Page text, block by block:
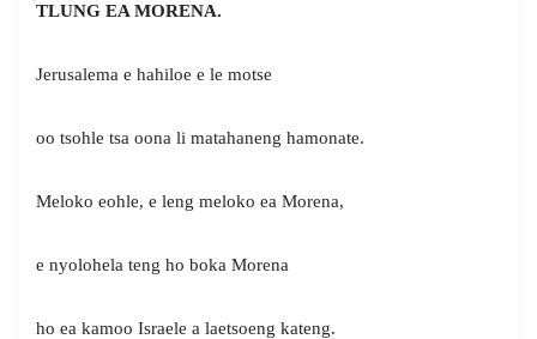
TLUNG EA MORENA.
Jerusalema e hahiloe e le motse
oo tsohle tsa oona li matahaneng hamonate.
Meloko eohle, e leng meloko ea Morena,
e nyolohela teng ho boka Morena
ho ea kamoo Israele a laetsoeng kateng.